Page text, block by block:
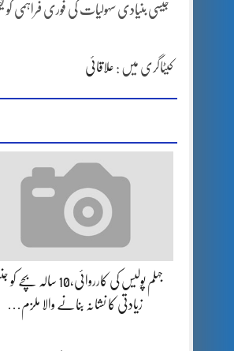
جیسی بنیادی سہولیات کی فوری فراہمی کو
کیٹاگری میں : علاقائی
جہلم پولیس کی کارروائی،10 سالہ
زیادتی کا نشانہ بنانے والا ملزم…